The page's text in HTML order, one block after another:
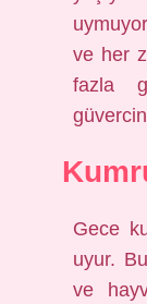
ve her
fazla
Gece
uyur.
ve